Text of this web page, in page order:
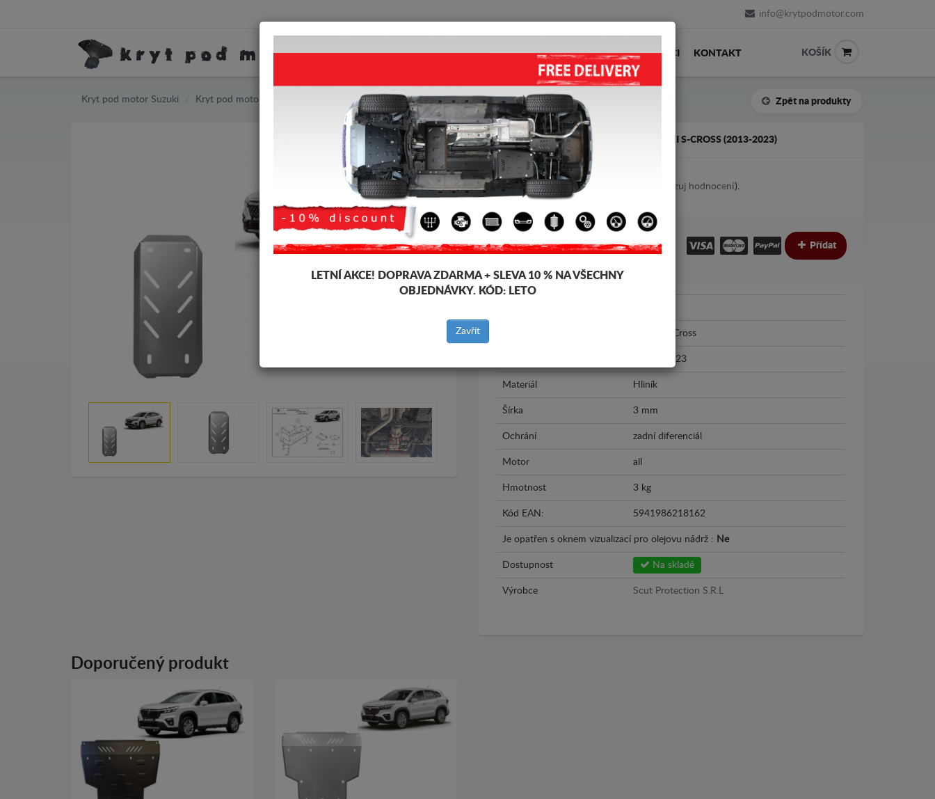
info@krytpodmotor.com
KRYT POD MOTOR HOME DOPRAVA FEEDBACK PRODEJCI KONTAKT KOŠÍK
Kryt pod motor Suzuki Kryt pod motor Suzuki S-Cross Zpět na produkty
HLINÍK - KRYT POD DIFERENCIÁL SUZUKI S-CROSS (2013-2023)
5.00 out of5stars based on Ukazuj hodnocení).
Kód výrobku: 00.166ALU
168 €
100€ Přídat
Suzuki S-Cross
2013 - 2023
Materiál Hliník
Šírka 3 mm
Ochrání zadní diferenciál
Motor all
Hmotnost 3 kg
Kód EAN: 5941986218162
Je opatřen s oknem vizualizací pro olejovu nádrž : Ne
Dostupnost Na skladě
Výrobce Scut Protection S.R.L
Doporučený produkt
LETNÍ AKCE! DOPRAVA ZDARMA + SLEVA 10 % NA VŠECHNY
OBJEDNÁVKY. KÓD: LETO
Zavřít